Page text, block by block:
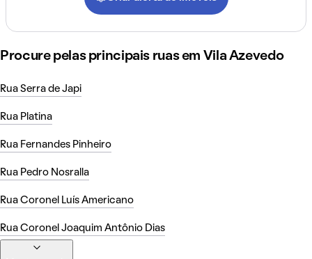
Procure pelas principais ruas em Vila Azevedo
Rua Serra de Japi
Rua Platina
Rua Fernandes Pinheiro
Rua Pedro Nosralla
Rua Coronel Luís Americano
Rua Coronel Joaquim Antônio Dias